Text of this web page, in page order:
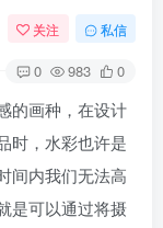
关注 私信
0 983 0
的画种，在设计
时，水彩也许是
间内我们无法高
是可以通过将摄